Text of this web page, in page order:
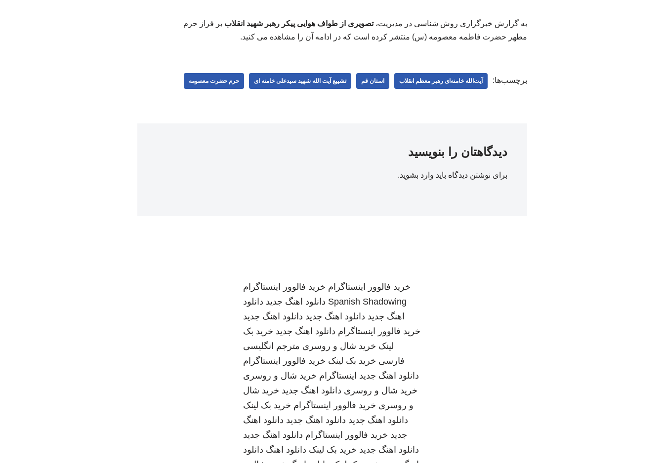
به گزارش خبرگزاری روش شناسی در مدیریت،تصویری از طواف هوایی پیکر رهبر شهید انقلاب بر فراز حرم
مطهر حضرت فاطمه معصومه (س) منتشر کرده است که در ادامه آن را مشاهده می کنید.
برچسب‌ها: آیت‌الله خامنه‌ای رهبر معظم انقلاب استان قم تشییع آیت الله شهید سیدعلی خامنه ای حرم حضرت معصومه
دیدگاهتان را بنویسید
برای نوشتن دیدگاه باید وارد بشوید.
خرید فالوور اینستاگرام خرید فالوور اینستاگرام
Spanish Shadowing دانلود اهنگ جدید دانلود
اهنگ جدید دانلود اهنگ جدید دانلود اهنگ جدید
خرید فالوور اینستاگرام دانلود اهنگ جدید خرید بک
لینک خرید شال و روسری مترجم انگلیسی
فارسی خرید بک لینک خرید فالوور اینستاگرام
دانلود اهنگ جدید اینستاگرام خرید شال و روسری
خرید شال و روسری دانلود اهنگ جدید خرید شال
و روسری خرید فالوور اینستاگرام خرید بک لینک
دانلود اهنگ جدید دانلود اهنگ جدید دانلود اهنگ
جدید خرید فالوور اینستاگرام دانلود اهنگ جدید
دانلود اهنگ جدید خرید بک لینک دانلود اهنگ دانلود